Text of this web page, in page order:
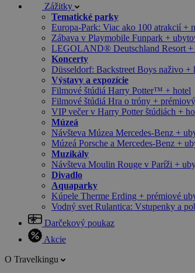
Zážitky
Tematické parky
Europa-Park: Viac ako 100 atrakcií +
Zábava v Playmobile Funpark +
LEGOLAND® Deutschland Resort +
Koncerty
Düsseldorf: Backstreet Boys naživo +
Výstavy a expozície
Filmové štúdiá Harry Potter™ + hotel
Filmové štúdiá Hra o tróny +
VIP večer v Harry Potter štúdiách +
Múzeá
Návšteva Múzea Mercedes-Benz +
Múzeá Porsche a Mercedes-Benz +
Muzikály
Návšteva Moulin Rouge v Paríži +
Divadlo
Aquaparky
Kúpele Therme Erding + prémiové
Vodný svet Rulantica: Vstupenky a
Darčekový poukaz
Akcie
O Travelkingu